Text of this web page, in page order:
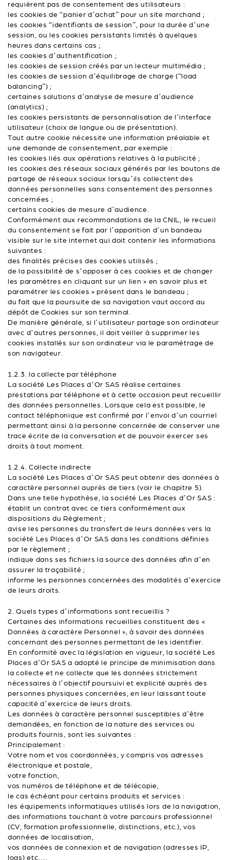
requièrent pas de consentement des utilisateurs :
les cookies de “panier d’achat” pour un site marchand ;
les cookies “identifiants de session”, pour la durée d’une
session, ou les cookies persistants limités à quelques
heures dans certains cas ;
les cookies d’authentification ;
les cookies de session créés par un lecteur multimédia ;
les cookies de session d’équilibrage de charge (“load
balancing”) ;
certaines solutions d’analyse de mesure d’audience
(analytics) ;
les cookies persistants de personnalisation de l’interface
utilisateur (choix de langue ou de présentation).
Tout autre cookie nécessite une information préalable et
une demande de consentement, par exemple :
les cookies liés aux opérations relatives à la publicité ;
les cookies des réseaux sociaux générés par les boutons de
partage de réseaux sociaux lorsqu’ils collectent des
données personnelles sans consentement des personnes
concernées ;
certains cookies de mesure d’audience.
Conformément aux recommandations de la CNIL, le recueil
du consentement se fait par l’apparition d’un bandeau
visible sur le site internet qui doit contenir les informations
suivantes :
des finalités précises des cookies utilisés ;
de la possibilité de s’opposer à ces cookies et de changer
les paramètres en cliquant sur un lien » en savoir plus et
paramétrer les cookies » présent dans le bandeau ;
du fait que la poursuite de sa navigation vaut accord au
dépôt de Cookies sur son terminal.
De manière générale, si l’utilisateur partage son ordinateur
avec d’autres personnes, il doit veiller à supprimer les
cookies installés sur son ordinateur via le paramétrage de
son navigateur.
1.2.3. la collecte par téléphone
La société Les Places d’Or SAS réalise certaines
prestations par téléphone et à cette occasion peut recueillir
des données personnelles. Lorsque cela est possible, le
contact téléphonique est confirmé par l’envoi d’un courriel
permettant ainsi à la personne concernée de conserver une
trace écrite de la conversation et de pouvoir exercer ses
droits à tout moment.
1.2.4. Collecte indirecte
La société Les Places d’Or SAS peut obtenir des données à
caractère personnel auprès de tiers (voir le chapitre 5).
Dans une telle hypothèse, la société Les Places d’Or SAS :
établit un contrat avec ce tiers conformément aux
dispositions du Règlement ;
avise les personnes du transfert de leurs données vers la
société Les Places d’Or SAS dans les conditions définies
par le règlement ;
indique dans ses fichiers la source des données afin d’en
assurer la traçabilité ;
informe les personnes concernées des modalités d’exercice
de leurs droits.
2. Quels types d’informations sont recueillis ?
Certaines des informations recueillies constituent des «
Données à caractère Personnel », à savoir des données
concernant des personnes permettant de les identifier.
En conformité avec la législation en vigueur, la société Les
Places d’Or SAS a adopté le principe de minimisation dans
la collecte et ne collecte que les données strictement
nécessaires à l’objectif poursuivi et explicité auprès des
personnes physiques concernées, en leur laissant toute
capacité d’exercice de leurs droits.
Les données à caractère personnel susceptibles d’être
demandées, en fonction de la nature des services ou
produits fournis, sont les suivantes :
Principalement :
Votre nom et vos coordonnées, y compris vos adresses
électronique et postale,
votre fonction,
vos numéros de téléphone et de télécopie,
le cas échéant pour certains produits et services :
les équipements informatiques utilisés lors de la navigation,
des informations touchant à votre parcours professionnel
(CV, formation professionnelle, distinctions, etc.), vos
données de localisation,
vos données de connexion et de navigation (adresses IP,
logs) etc….